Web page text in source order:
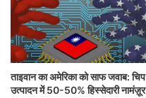
ताइवान का अमेरिका को साफ जवाब: चिप
उत्पादन में 50-50% हिस्सेदारी नामंज़ूर